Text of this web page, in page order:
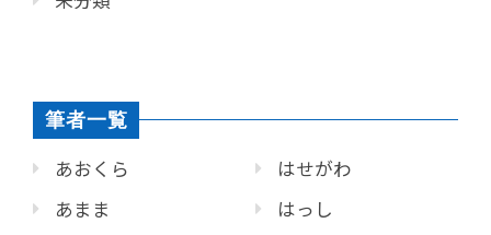
筆者一覧
あおくら
あまま
はせがわ
はっし